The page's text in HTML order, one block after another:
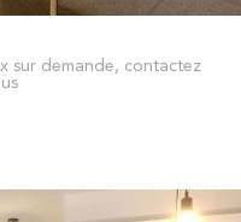
sur demande, contactez